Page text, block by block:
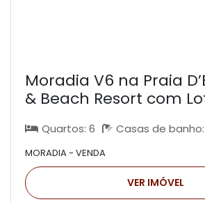
Moradia V6 na Praia
& Beach Resort com
Quartos: 6 Casas de
MORADIA - VENDA
VER IMÓVEL